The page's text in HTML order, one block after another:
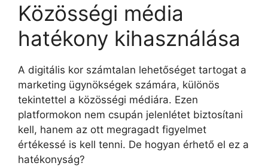
Közösségi média
hatékony kihasználása
A digitális kor számtalan lehetőséget tartogat a
marketing ügynökségek számára, különös
tekintettel a közösségi médiára. Ezen
platformokon nem csupán jelenlétet biztosítani
kell, hanem az ott megragadt figyelmet
értékessé is kell tenni. De hogyan érhető el ez a
hatékonyság?